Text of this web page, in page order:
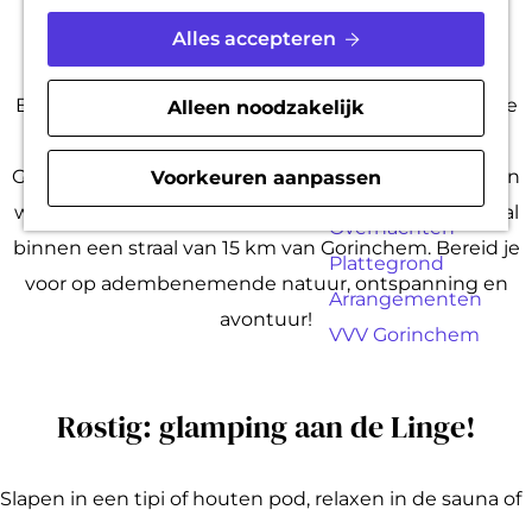
Alles accepteren
Alleen noodzakelijk
Voorkeuren aanpassen
m
t
e
n
Inspiratie
PLAN JE BEZOEK
Reserveren
Bereikbaarheid
Parkeren
Overnachten
Plattegrond
Arrangementen
VVV Gorinchem
Ben je op zoek naar de perfecte camping, dichtbij de
betoverende Linge en vlakbij het schilderachtige
Gorinchem? Zoek niet verder! In dit blog presenteren
we jou de 7 mooiste campings aan de Linge, allemaal
binnen een straal van 15 km van Gorinchem. Bereid je
voor op adembenemende natuur, ontspanning en
avontuur!
Røstig: glamping aan de Linge!
Slapen in een tipi of houten pod, relaxen in de sauna of